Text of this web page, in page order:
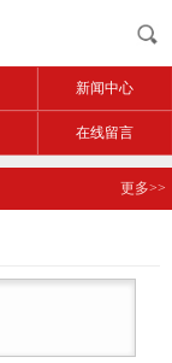
新闻中心
在线留言
更多>>